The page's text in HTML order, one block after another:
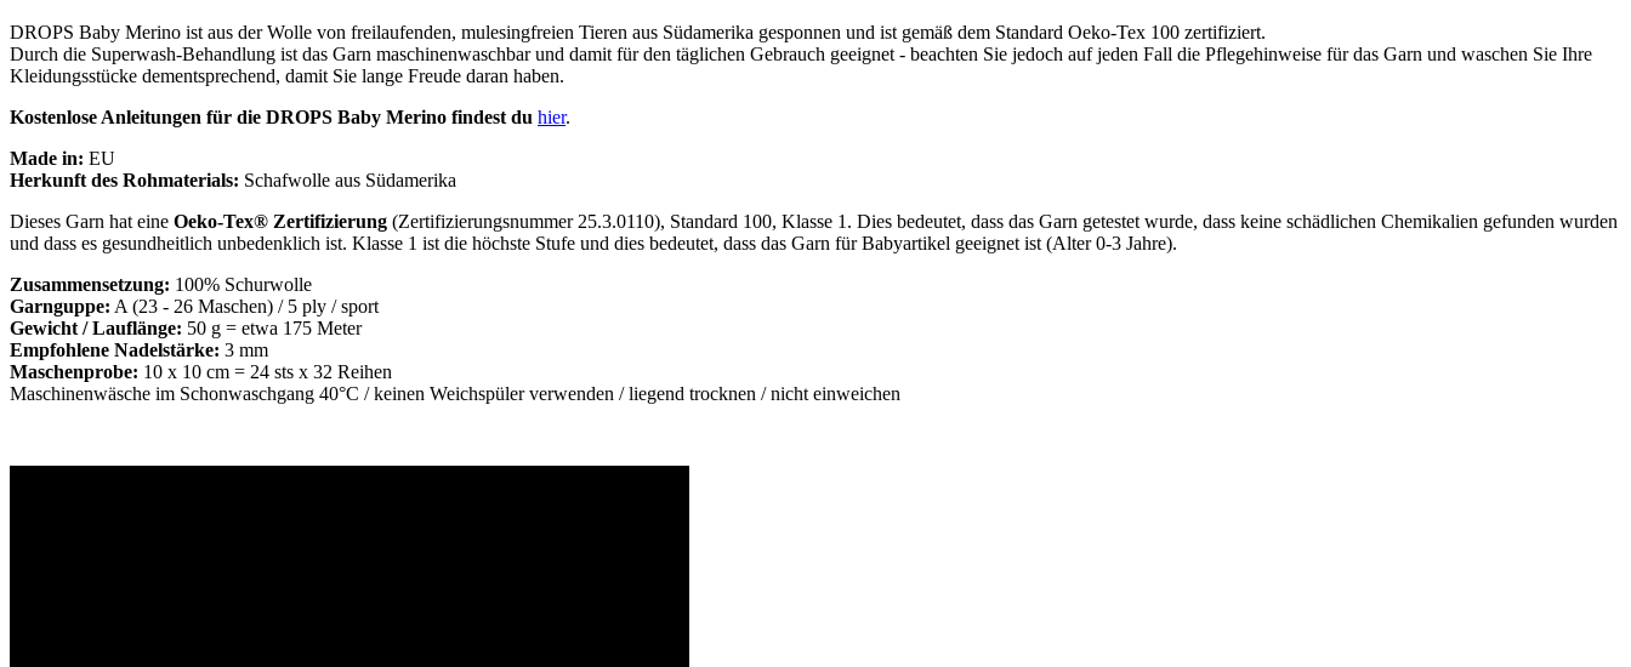
DROPS Baby Merino ist aus der Wolle von freilaufenden, mulesingfreien Tieren aus Südamerika gesponnen und ist gemäß dem Standard Oeko-Tex 100 zertifiziert.
Durch die Superwash-Behandlung ist das Garn maschinenwaschbar und damit für den täglichen Gebrauch geeignet - beachten Sie jedoch auf jeden Fall die Pflegehinweise für das Garn und waschen Sie Ihre
Kleidungsstücke dementsprechend, damit Sie lange Freude daran haben.
Kostenlose Anleitungen für die DROPS Baby Merino findest du hier.
Made in: EU
Herkunft des Rohmaterials: Schafwolle aus Südamerika
Dieses Garn hat eine Oeko-Tex® Zertifizierung (Zertifizierungsnummer 25.3.0110), Standard 100, Klasse 1. Dies bedeutet, dass das Garn getestet wurde, dass keine schädlichen Chemikalien gefunden wurden
und dass es gesundheitlich unbedenklich ist. Klasse 1 ist die höchste Stufe und dies bedeutet, dass das Garn für Babyartikel geeignet ist (Alter 0-3 Jahre).
Zusammensetzung: 100% Schurwolle
Garnguppe: A (23 - 26 Maschen) / 5 ply / sport
Gewicht / Lauflänge: 50 g = etwa 175 Meter
Empfohlene Nadelstärke: 3 mm
Maschenprobe: 10 x 10 cm = 24 sts x 32 Reihen
Maschinenwäsche im Schonwaschgang 40°C / keinen Weichspüler verwenden / liegend trocknen / nicht einweichen